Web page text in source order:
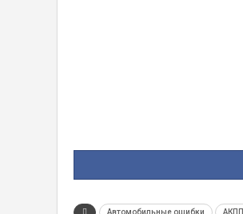
Автомобильные ошибки АКПП